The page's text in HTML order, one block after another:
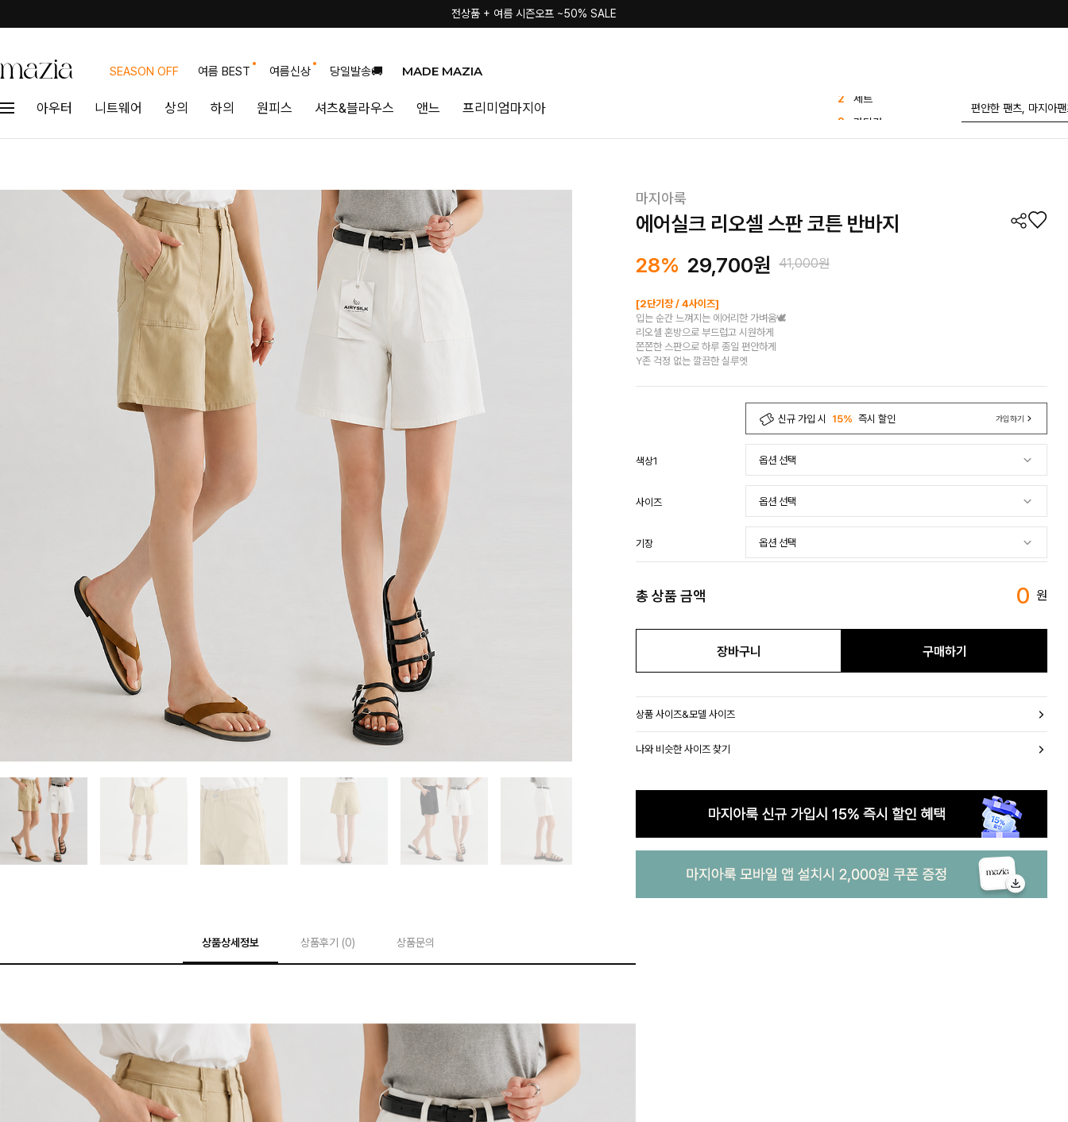
전상품 + 여름 시즌오프 ~50% SALE
SEASON OFF 여름 BEST 여름신상 당일발송🚚 MADE MAZIA
아우터 니트웨어 상의 하의 원피스 셔츠&블라우스 앤느 프리미엄마지아
가디건
드 슬랙스
8
나시
상품상세정보 상품후기 (0) 상품문의
마지아룩
에어실크 리오셀 스판 코튼 반바지
28% 29,700원 41,000원
[2단기장 / 4사이즈]
입는 순간 느껴지는 에어리한 가벼움🕊️
리오셀 혼방으로 부드럽고 시원하게
쫀쫀한 스판으로 하루 종일 편안하게
Y존 걱정 없는 깔끔한 실루엣
신규 가입 시 15% 즉시 할인 가입하기
색상1
사이즈
기장
총 상품 금액 0 원
장바구니 구매하기
상품 사이즈&모델 사이즈
나와 비슷한 사이즈 찾기